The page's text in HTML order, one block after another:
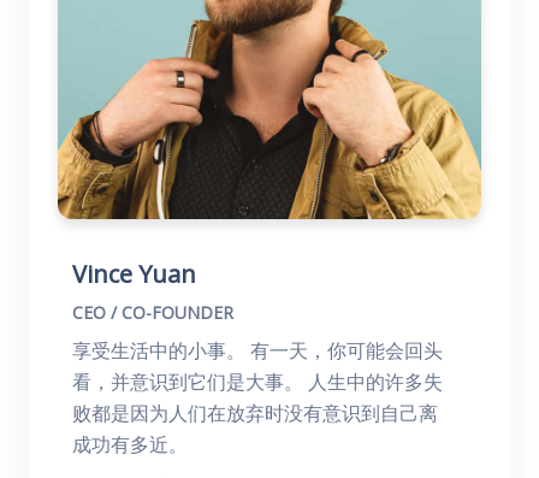
Vince Yuan
CEO / CO-FOUNDER
享受生活中的小事。 有一天，你可能会回头
看，并意识到它们是大事。 人生中的许多失
败都是因为人们在放弃时没有意识到自己离
成功有多近。